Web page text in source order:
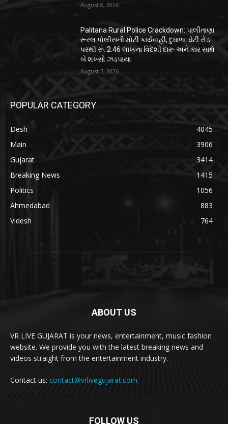
August 8, 2026
Palitana Rural Police Crackdown: પાલીતાણા
રૂરલ પોલીસની મોટી કાર્યવાહી, દુધાળા-ઘેટી રોડ
પરથી રૂ. 2.46 લાખના વિદેશી દારૂ અને કાર સાથે
બે શખ્સો ઝડપાયા
August 7, 2026
POPULAR CATEGORY
Desh
4045
Main
3906
Gujarat
3414
Breaking News
1415
Politics
1056
Ahmedabad
883
Videsh
764
ABOUT US
VR LIVE GUJARAT is your news, entertainment, music fashion
website. We provide you with the latest breaking news and
videos straight from the entertainment industry.
Contact us: contact@vrlivegujarat.com
FOLLOW US